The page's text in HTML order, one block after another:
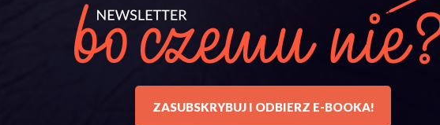
ZASUBSKRYBUJ I ODBIERZ E-BOOKA!